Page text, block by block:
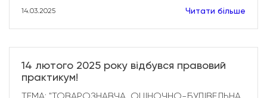
14.03.2025 Читати більше
14 лютого 2025 року відбувся правовий
практикум!